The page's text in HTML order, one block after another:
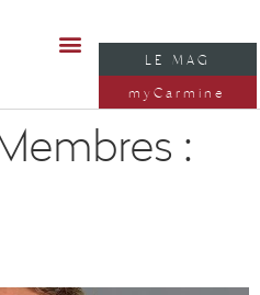
LE MAG
myCarmine
: